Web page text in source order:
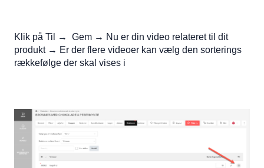
Klik på Til → Gem → Nu er din video relateret til dit
produkt → Er der flere videoer kan vælg den sorterings
rækkefølge der skal vises i